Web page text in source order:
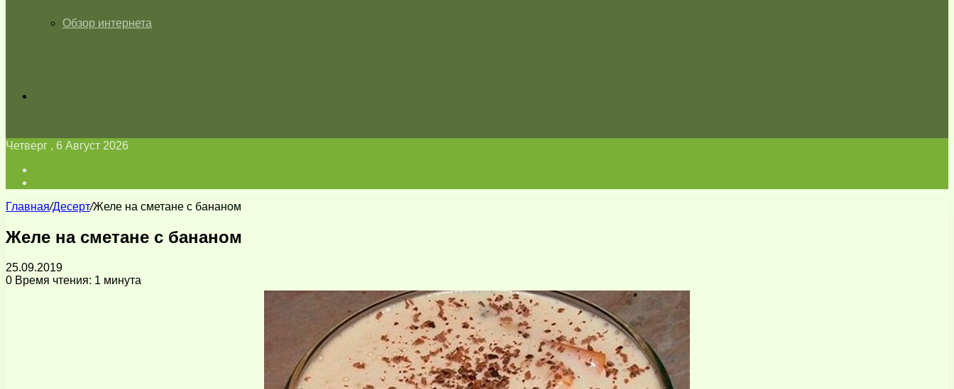
Обзор интернета
Четверг , 6 Август 2026
Главная/Десерт/Желе на сметане с бананом
Желе на сметане с бананом
25.09.2019
0 Время чтения: 1 минута